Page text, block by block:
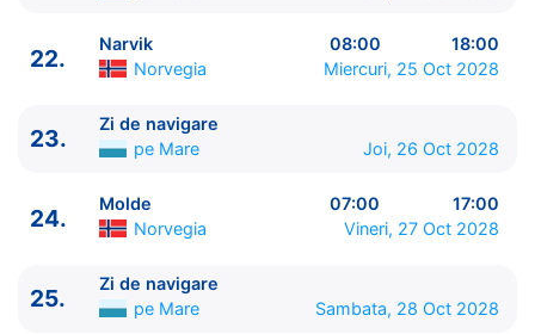
22.
Narvik 08:00
18:00
Norvegia
Miercuri, 25 Oct 2028
23.
Zi de navigare
pe Mare
Joi, 26 Oct 2028
24.
Molde 07:00
17:00
Norvegia
Vineri, 27 Oct 2028
25.
Zi de navigare
pe Mare
Sambata, 28 Oct 2028